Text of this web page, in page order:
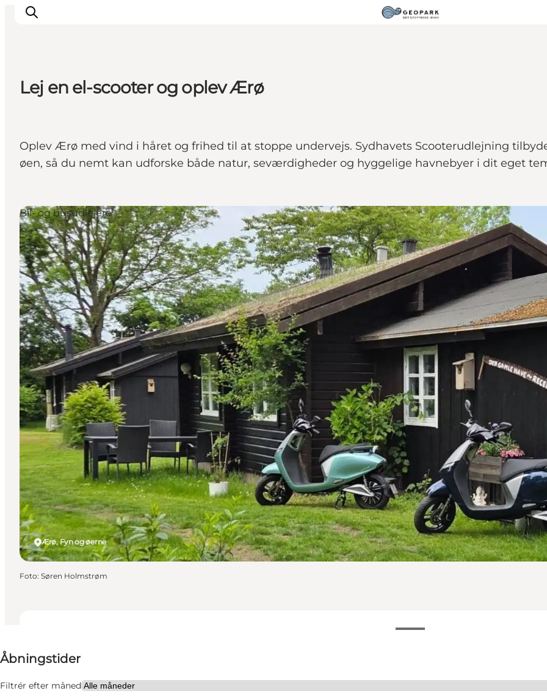
Lej en el-scooter og oplev Ærø
Oplev Ærø med vind i håret og frihed til at stoppe undervejs. Sydhavets Scooterudlejning
øen, så du nemt kan udforske både natur, seværdigheder og hyggelige havnebyer i dit eget
Åbningstider
Filtrér efter måned
Besøg hjemmeside
Venner, Min partner, Mig selv
Ærø, Fyn og øerne
Bil- og busudlejere
Foto: Søren Holmstrøm